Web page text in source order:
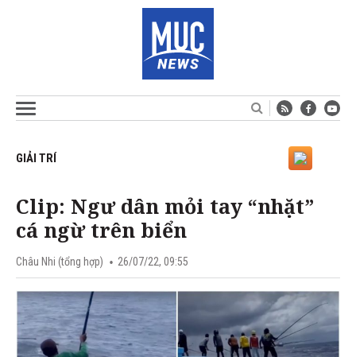
GIẢI TRÍ
Clip: Ngư dân mỏi tay “nhặt”
cá ngừ trên biển
Châu Nhi (tổng hợp) 26/07/22, 09:55